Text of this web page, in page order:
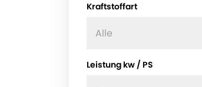
Kraftstoffart
Alle
Leistung kw / PS